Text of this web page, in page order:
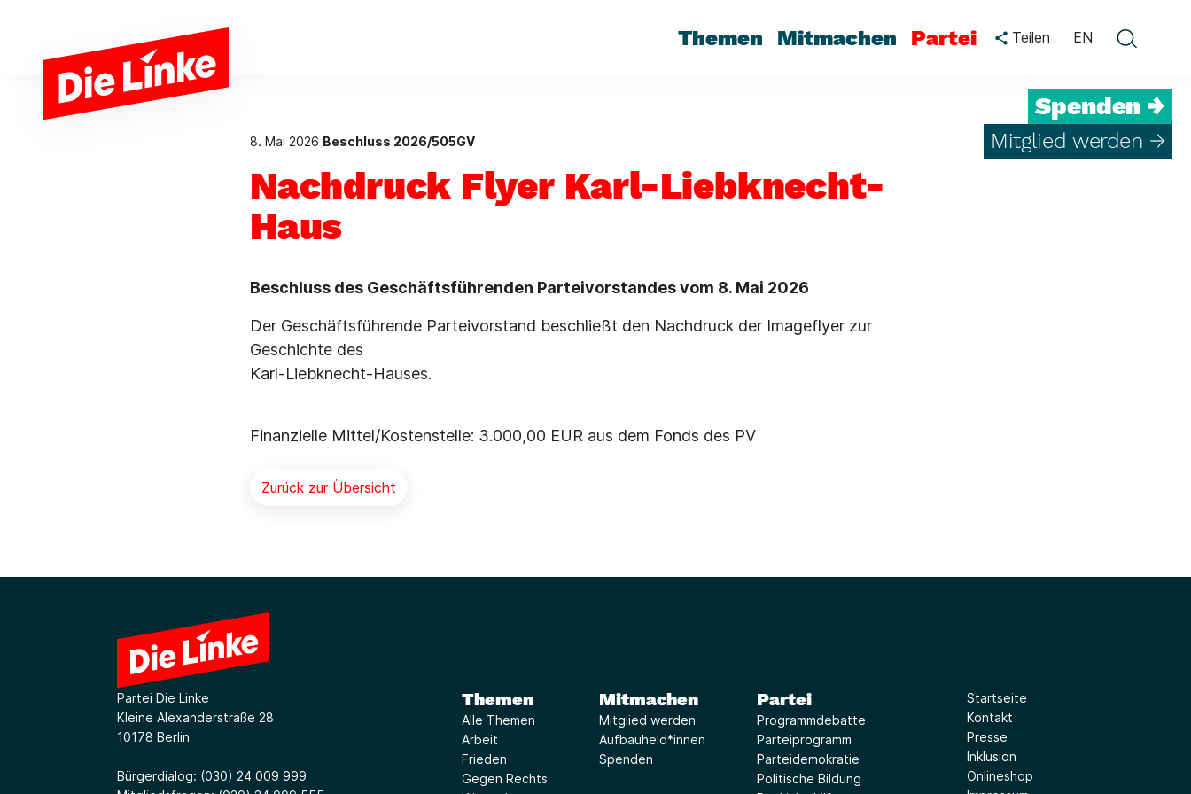
Themen Mitmachen Partei Teilen EN
Spenden →
Mitglied werden →
8. Mai 2026 Beschluss 2026/505GV
Nachdruck Flyer Karl-Liebknecht-
Haus
Beschluss des Geschäftsführenden Parteivorstandes vom 8. Mai 2026
Der Geschäftsführende Parteivorstand beschließt den Nachdruck der Imageflyer zur
Geschichte des
Karl-Liebknecht-Hauses.
Finanzielle Mittel/Kostenstelle: 3.000,00 EUR aus dem Fonds des PV
Zurück zur Übersicht
Partei Die Linke
Kleine Alexanderstraße 28
10178 Berlin
Bürgerdialog: (030) 24 009 999
Themen
Alle Themen
Arbeit
Frieden
Gegen Rechts
Mitmachen
Mitglied werden
Aufbauheld*innen
Spenden
Partei
Programmdebatte
Parteiprogramm
Parteidemokratie
Politische Bildung
Startseite
Kontakt
Presse
Inklusion
Onlineshop